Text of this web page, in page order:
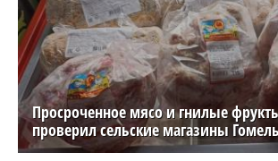
Просроченное мясо и гнилые
проверил сельские магазины